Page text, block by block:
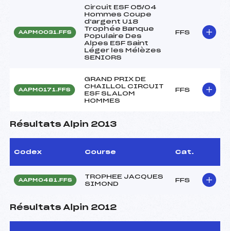
AAPM0031.FFS
Circuit ESF 05/04
Hommes Coupe
d'argent U18
Trophée Banque
Populaire Des
Alpes ESF Saint
Léger les Mélèzes
SENIORS
FFS
AAPM0171.FFS
GRAND PRIX DE
CHAILLOL CIRCUIT
ESF SLALOM
HOMMES
FFS
Résultats Alpin 2013
Codex Course Cat.
AAPM0481.FFS
TROPHEE JACQUES
SIMOND
FFS
Résultats Alpin 2012